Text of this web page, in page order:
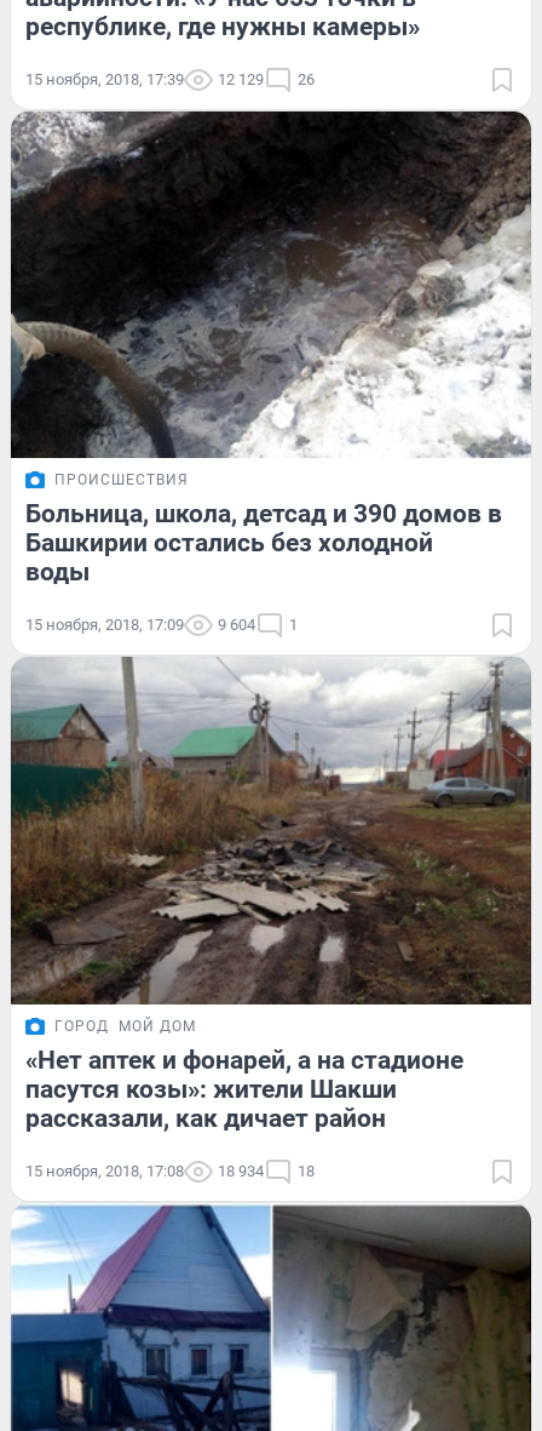
республике, где нужны камеры»
15 ноября, 2018, 17:39 12 129 26
ПРОИСШЕСТВИЯ
Больница, школа, детсад и 390 домов в
Башкирии остались без холодной
воды
15 ноября, 2018, 17:09 9 604 1
ГОРОД МОЙ ДОМ
«Нет аптек и фонарей, а на стадионе
пасутся козы»: жители Шакши
рассказали, как дичает район
15 ноября, 2018, 17:08 18 934 18